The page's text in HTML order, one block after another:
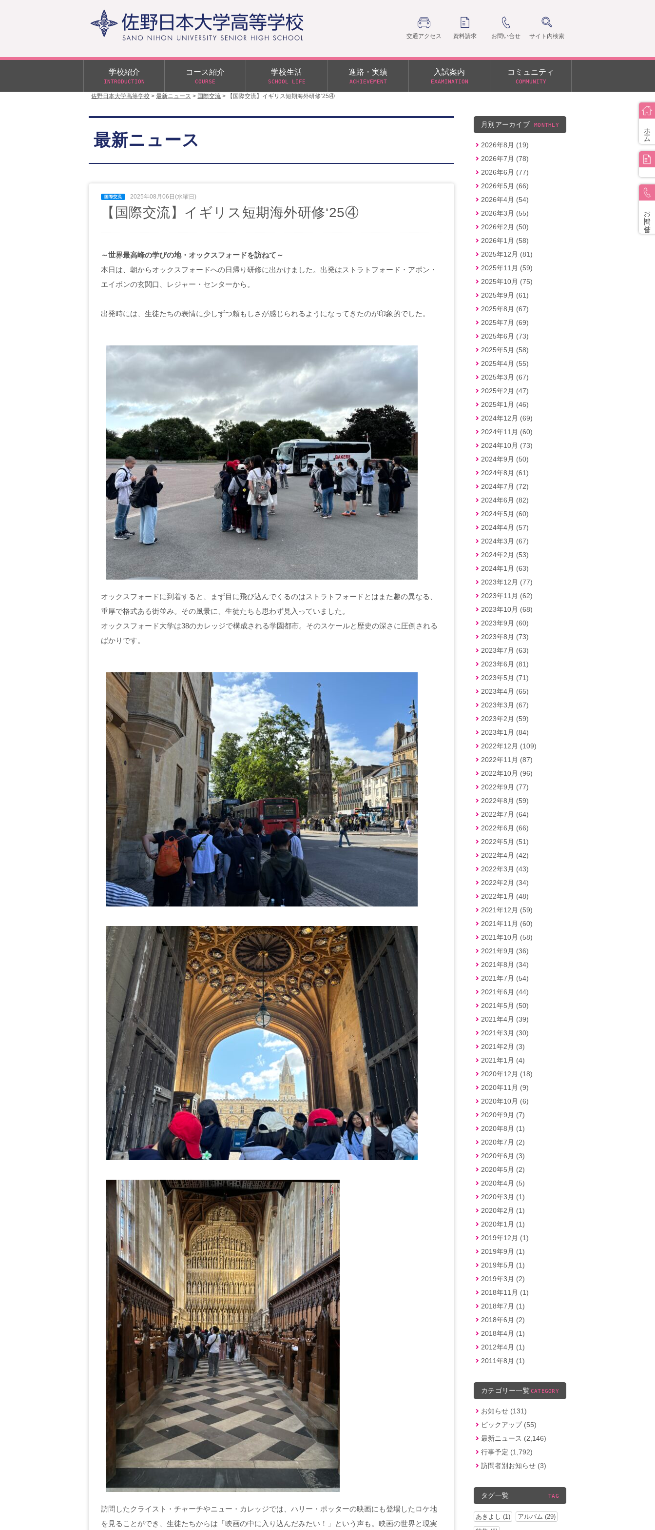
ホーム
お問い合せ
交通アクセス 資料請求 お問い合せ サイト内検索
佐野日本大学高等学校 > 最新ニュース > 国際交流 > 【国際交流】イギリス短期海外研修‘25④
学校紹介
INTRODUCTION
学校案内
広報佐野日大
コース紹介
COURSE
αクラス 特別進学クラス（Tクラス）
ス）
N進学クラス（Nクラス）
学校生活
SCHOOL LIFE
スクールバス
学則（令和8年度～）
進路・実績
ACHIEVEMENT
日大DAY
入試案内
EXAMINATION
学校案内パンフレット
令和７年度 学力判定テスト
コミュニティ
COMMUNITY
サニチヒーローズ
最新ニュース
2025年08月06日(水曜日)
【国際交流】イギリス短期海外研修‘25④
～世界最高峰の学びの地・オックスフォードを訪ねて～
本日は、朝からオックスフォードへの日帰り研修に出かけました。出発はストラトフォード・アポン・
エイボンの玄関口、レジャー・センターから。
出発時には、生徒たちの表情に少しずつ頼もしさが感じられるようになってきたのが印象的でした。
オックスフォードに到着すると、まず目に飛び込んでくるのはストラトフォードとはまた趣の異なる、
重厚で格式ある街並み。その風景に、生徒たちも思わず見入っていました。
オックスフォード大学は38のカレッジで構成される学園都市。そのスケールと歴史の深さに圧倒される
ばかりです。
訪問したクライスト・チャーチやニュー・カレッジでは、ハリー・ポッターの映画にも登場したロケ地
を見ることができ、生徒たちからは「映画の中に入り込んだみたい！」という声も。映画の世界と現実
月別アーカイブ MONTHLY
2026年8月 (19)
2026年7月 (78)
2026年6月 (77)
2026年5月 (66)
2026年4月 (54)
2026年3月 (55)
2026年2月 (50)
2026年1月 (58)
2025年12月 (81)
2025年11月 (59)
2025年10月 (75)
2025年9月 (61)
2025年8月 (67)
2025年7月 (69)
2025年6月 (73)
2025年5月 (58)
2025年4月 (55)
2025年3月 (67)
2025年2月 (47)
2025年1月 (46)
2024年12月 (69)
2024年11月 (60)
2024年10月 (73)
2024年9月 (50)
2024年8月 (61)
2024年7月 (72)
2024年6月 (82)
2024年5月 (60)
2024年4月 (57)
2024年3月 (67)
2024年2月 (53)
2024年1月 (63)
2023年12月 (77)
2023年11月 (62)
2023年10月 (68)
2023年9月 (60)
2023年8月 (73)
2023年7月 (63)
2023年6月 (81)
2023年5月 (71)
2023年4月 (65)
2023年3月 (67)
2023年2月 (59)
2023年1月 (84)
2022年12月 (109)
2022年11月 (87)
2022年10月 (96)
2022年9月 (77)
2022年8月 (59)
2022年7月 (64)
2022年6月 (66)
2022年5月 (51)
2022年4月 (42)
2022年3月 (43)
2022年2月 (34)
2022年1月 (48)
2021年12月 (59)
2021年11月 (60)
2021年10月 (58)
2021年9月 (36)
2021年8月 (34)
2021年7月 (54)
2021年6月 (44)
2021年5月 (50)
2021年4月 (39)
2021年3月 (30)
2021年2月 (3)
2021年1月 (4)
2020年12月 (18)
2020年11月 (9)
2020年10月 (6)
2020年9月 (7)
2020年8月 (1)
2020年7月 (2)
2020年6月 (3)
2020年5月 (2)
2020年4月 (5)
2020年3月 (1)
2020年2月 (1)
2020年1月 (1)
2019年12月 (1)
2019年9月 (1)
2019年5月 (1)
2019年3月 (2)
2018年11月 (1)
2018年7月 (1)
2018年6月 (2)
2018年4月 (1)
2012年4月 (1)
2011年8月 (1)
カテゴリー一覧 CATEGORY
お知らせ (131)
ピックアップ (55)
最新ニュース (2,146)
行事予定 (1,792)
訪問者別お知らせ (3)
タグ一覧 TAG
あきよし (1)
アルバム (29)